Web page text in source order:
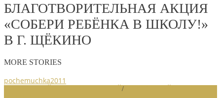
БЛАГОТВОРИТЕЛЬНАЯ АКЦИЯ
«СОБЕРИ РЕБЁНКА В ШКОЛУ!»
В Г. ЩЁКИНО
MORE STORIES
pochemuchka2011
/